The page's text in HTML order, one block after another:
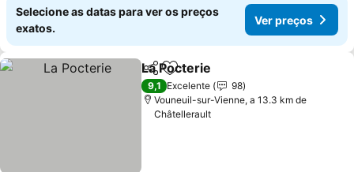
Selecione as datas para ver os preços
exatos.
Ver preços
PartilharAdicionar aos favoritos
La Pocterie
9,1 Excelente
98
Vouneuil-sur-Vienne, a 13.3 km de
Châtellerault